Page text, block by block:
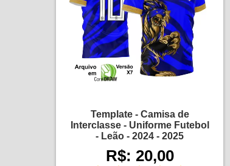
Template - Camisa de
Interclasse - Uniforme Futebol
- Leão - 2024 - 2025
R$: 20,00